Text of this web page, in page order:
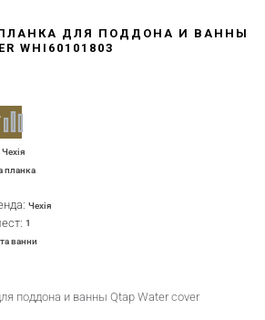
ДЛЯ ПОДДОНА И ВАННЫ
WHI60101803
Чехія
планка
Чехія
1
ванни
поддона и ванны Qtap Water cover